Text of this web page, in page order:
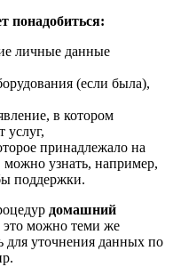
понадобиться:
личные данные
(если была),
в котором
услуг,
принадлежало на
можно узнать, например,
поддержки.
домашний
это можно теми же
для уточнения данных по